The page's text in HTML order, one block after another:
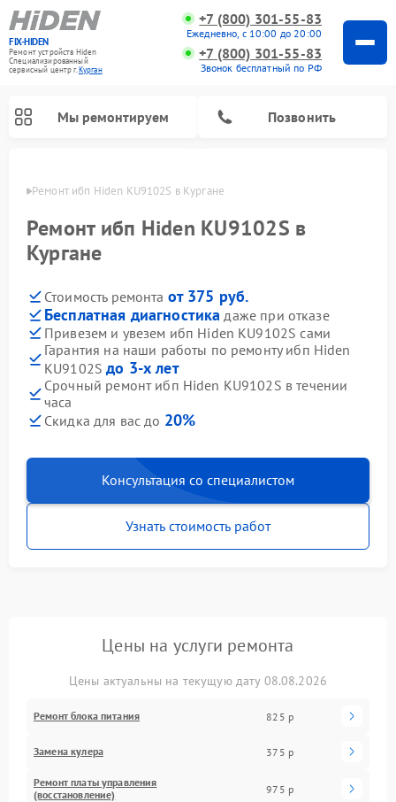
FIX-HIDEN
Ремонт устройств Hiden
Специализированный
cервисный центр г.Курган
+7 (800) 301-55-83
Ежедневно, с 10:00 до 20:00
+7 (800) 301-55-83
Звонок бесплатный по РФ
Мы ремонтируем Позвонить
Ремонт ибп Hiden KU9102S в Кургане
Ремонт ибп Hiden KU9102S в
Кургане
Стоимость ремонта от 375 руб.
Бесплатная диагностика даже при отказе
Привезем и увезем ибп Hiden KU9102S сами
Гарантия на наши работы по ремонту ибп Hiden
KU9102Sдо 3-х лет
Срочный ремонт ибп Hiden KU9102S в течении
часа
Скидка для вас до 20%
Консультация со специалистом
Узнать стоимость работ
Цены на услуги ремонта
Цены актуальны на текущую дату 08.08.2026
Ремонт блока питания 825 р
Замена кулера 375 р
Ремонт платы управления
(восстановление)
975 р